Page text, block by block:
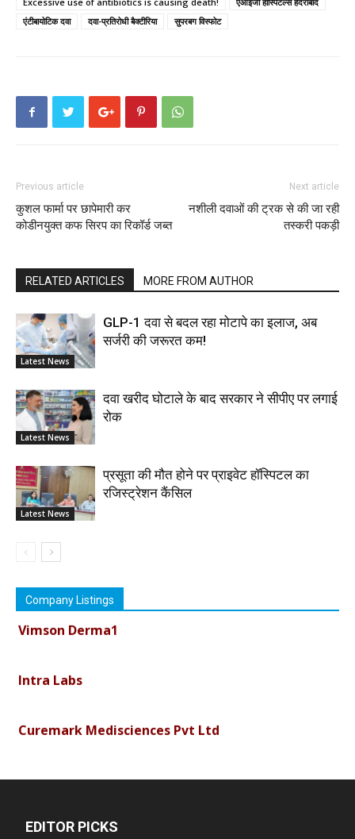
एंटीबायोटिक दवा
दवा-प्रतिरोधी बैक्टीरिया सुपरबग विस्फोट
Previous article
कुशल फार्मा पर छापेमारी कर
कोडीनयुक्त कफ सिरप का रिकॉर्ड जब्त
Next article
नशीली दवाओं की ट्रक से की जा रही
तस्करी पकड़ी
RELATED ARTICLES MORE FROM AUTHOR
Latest News
GLP-1 दवा से बदल रहा मोटापे का इलाज, अब
सर्जरी की जरूरत कम!
Latest News
दवा खरीद घोटाले के बाद सरकार ने सीपीए पर लगाई
रोक
Latest News
प्रसूता की मौत होने पर प्राइवेट हॉस्पिटल का
रजिस्ट्रेशन कैंसिल
Company Listings
Vimson Derma1
Intra Labs
Curemark Medisciences Pvt Ltd
Dava India
EDITOR PICKS